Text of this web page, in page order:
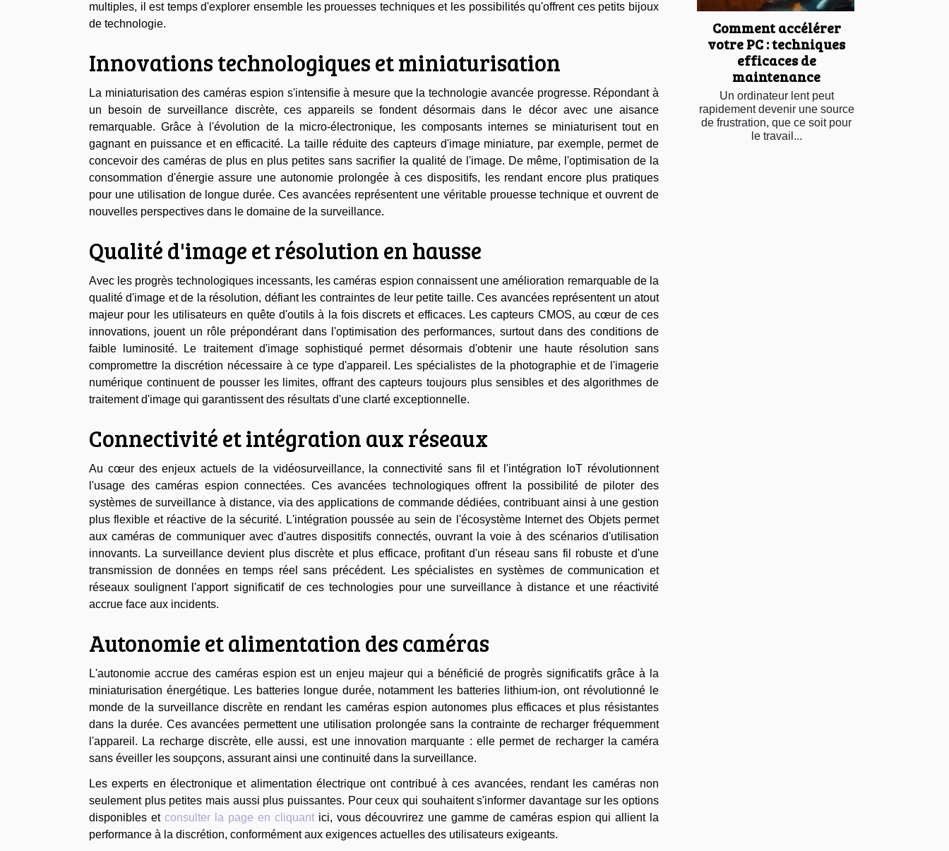
multiples, il est temps d'explorer ensemble les prouesses techniques et les possibilités qu'offrent ces petits bijoux
de technologie.
Innovations technologiques et miniaturisation
La miniaturisation des caméras espion s'intensifie à mesure que la technologie avancée progresse. Répondant à
un besoin de surveillance discrète, ces appareils se fondent désormais dans le décor avec une aisance
remarquable. Grâce à l'évolution de la micro-électronique, les composants internes se miniaturisent tout en
gagnant en puissance et en efficacité. La taille réduite des capteurs d'image miniature, par exemple, permet de
concevoir des caméras de plus en plus petites sans sacrifier la qualité de l'image. De même, l'optimisation de la
consommation d'énergie assure une autonomie prolongée à ces dispositifs, les rendant encore plus pratiques
pour une utilisation de longue durée. Ces avancées représentent une véritable prouesse technique et ouvrent de
nouvelles perspectives dans le domaine de la surveillance.
Qualité d'image et résolution en hausse
Avec les progrès technologiques incessants, les caméras espion connaissent une amélioration remarquable de la
qualité d'image et de la résolution, défiant les contraintes de leur petite taille. Ces avancées représentent un atout
majeur pour les utilisateurs en quête d'outils à la fois discrets et efficaces. Les capteurs CMOS, au cœur de ces
innovations, jouent un rôle prépondérant dans l'optimisation des performances, surtout dans des conditions de
faible luminosité. Le traitement d'image sophistiqué permet désormais d'obtenir une haute résolution sans
compromettre la discrétion nécessaire à ce type d'appareil. Les spécialistes de la photographie et de l'imagerie
numérique continuent de pousser les limites, offrant des capteurs toujours plus sensibles et des algorithmes de
traitement d'image qui garantissent des résultats d'une clarté exceptionnelle.
Connectivité et intégration aux réseaux
Au cœur des enjeux actuels de la vidéosurveillance, la connectivité sans fil et l'intégration IoT révolutionnent
l'usage des caméras espion connectées. Ces avancées technologiques offrent la possibilité de piloter des
systèmes de surveillance à distance, via des applications de commande dédiées, contribuant ainsi à une gestion
plus flexible et réactive de la sécurité. L'intégration poussée au sein de l'écosystème Internet des Objets permet
aux caméras de communiquer avec d'autres dispositifs connectés, ouvrant la voie à des scénarios d'utilisation
innovants. La surveillance devient plus discrète et plus efficace, profitant d'un réseau sans fil robuste et d'une
transmission de données en temps réel sans précédent. Les spécialistes en systèmes de communication et
réseaux soulignent l'apport significatif de ces technologies pour une surveillance à distance et une réactivité
accrue face aux incidents.
Autonomie et alimentation des caméras
L'autonomie accrue des caméras espion est un enjeu majeur qui a bénéficié de progrès significatifs grâce à la
miniaturisation énergétique. Les batteries longue durée, notamment les batteries lithium-ion, ont révolutionné le
monde de la surveillance discrète en rendant les caméras espion autonomes plus efficaces et plus résistantes
dans la durée. Ces avancées permettent une utilisation prolongée sans la contrainte de recharger fréquemment
l'appareil. La recharge discrète, elle aussi, est une innovation marquante : elle permet de recharger la caméra
sans éveiller les soupçons, assurant ainsi une continuité dans la surveillance.
Les experts en électronique et alimentation électrique ont contribué à ces avancées, rendant les caméras non
seulement plus petites mais aussi plus puissantes. Pour ceux qui souhaitent s'informer davantage sur les options
disponibles et consulter la page en cliquant ici, vous découvrirez une gamme de caméras espion qui allient la
performance à la discrétion, conformément aux exigences actuelles des utilisateurs exigeants.
Comment accélérer
votre PC : techniques
efficaces de
maintenance
Un ordinateur lent peut
rapidement devenir une source
de frustration, que ce soit pour
le travail...